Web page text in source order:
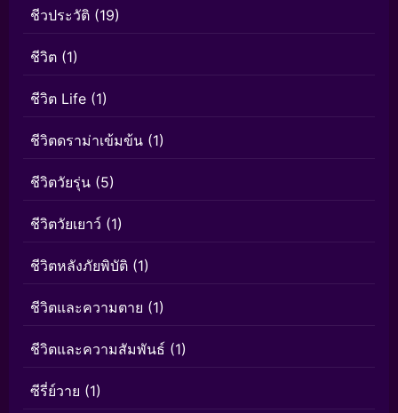
ชีวประวัติ (19)
ชีวิต (1)
ชีวิต Life (1)
ชีวิตดราม่าเข้มข้น (1)
ชีวิตวัยรุ่น (5)
ชีวิตวัยเยาว์ (1)
ชีวิตหลังภัยพิบัติ (1)
ชีวิตและความตาย (1)
ชีวิตและความสัมพันธ์ (1)
ซีรี่ย์วาย (1)